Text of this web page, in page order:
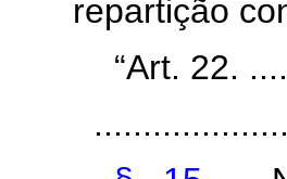
repartição
“Art. 22.